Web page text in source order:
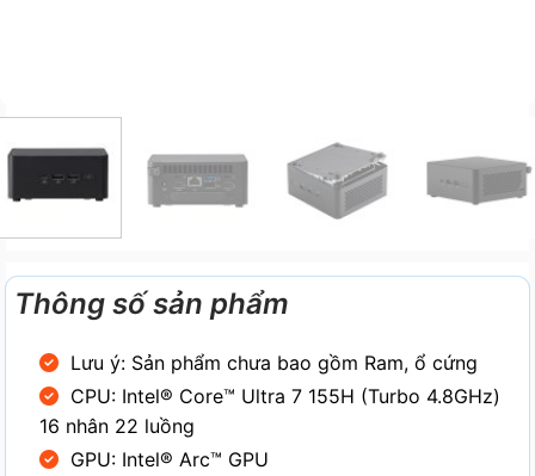
Thông số sản phẩm
Lưu ý: Sản phẩm chưa bao gồm Ram, ổ cứng
CPU: Intel® Core™ Ultra 7 155H (Turbo 4.8GHz)
16 nhân 22 luồng
GPU: Intel® Arc™ GPU